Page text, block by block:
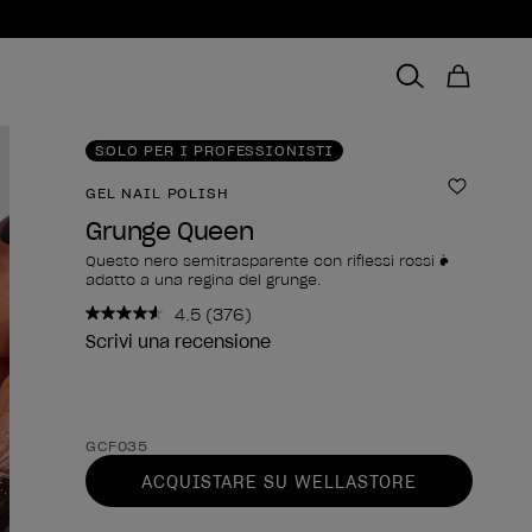
SOLO PER I PROFESSIONISTI
GEL NAIL POLISH
Grunge Queen
Questo nero semitrasparente con riflessi rossi è
adatto a una regina del grunge.
4.5 Leggi
376
(376)
Scrivi una recensione
Forma del prodotto
GCF035
ACQUISTARE SU WELLASTORE